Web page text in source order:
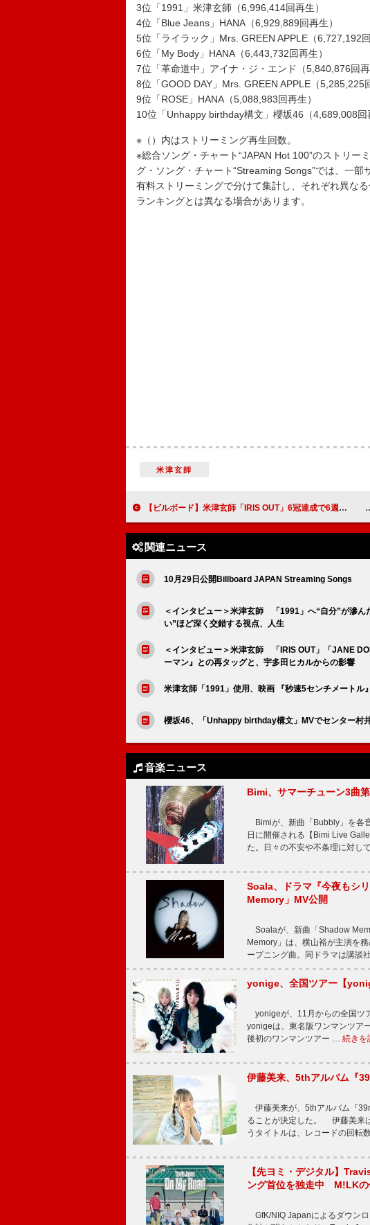
3位「1991」米津玄師（6,996,414回再生）
4位「Blue Jeans」HANA（6,929,889回再生）
5位「ライラック」Mrs. GREEN APPLE（6,727,192回
6位「My Body」HANA（6,443,732回再生）
7位「革命道中」アイナ・ジ・エンド（5,840,876回再
8位「GOOD DAY」Mrs. GREEN APPLE（5,285,225
9位「ROSE」HANA（5,088,983回再生）
10位「Unhappy birthday構文」櫻坂46（4,689,008回
※（）内はストリーミング再生回数。
※総合ソング・チャート“JAPAN Hot 100”のストリー
グ・ソング・チャート“Streaming Songs”では、一
有料ストリーミングで分けて集計し、それぞれ異な
ランキングとは異なる場合があります。
米津玄師
【ビルボード】米津玄師「IRIS OUT」6冠達成で6週連続のアニメ首位獲得
関連ニュース
10月29日公開Billboard JAPAN Streaming Songs
＜インタビュー＞米津玄師 「1991」へ“自分”が滲
い”ほど深く交錯する視点、人生
＜インタビュー＞米津玄師 「IRIS OUT」「JANE
ーマン』との再タッグと、宇多田ヒカルからの影響
米津玄師「1991」使用、映画 『秒速5センチメートル
櫻坂46、「Unhappy birthday構文」MVでセンター村
音楽ニュース
Bimi、サマーチューン3曲
Bimiが、新曲「Bubbly」を各
日に開催される【Bimi Live
た。日々の不安や不条理に対し
Soala、ドラマ『今夜もシ
Memory」MV公開
Soalaが、新曲「Shadow
Memory」は、横山裕が主演を
ープニング曲。同ドラマは講談
yonige、全国ツアー【
yonigeが、11月からの全国ツ
yonigeは、東名阪ワンマンツア
後初のワンマンツアー … 続きを
伊藤美来、5thアルバム『
伊藤美来が、5thアルバム『
ることが決定した。 伊藤美来
うタイトルは、レコードの回転
【先ヨミ・デジタル】
ング首位を独走中 M!LKの
GfK/NIQ Japanによるダウン